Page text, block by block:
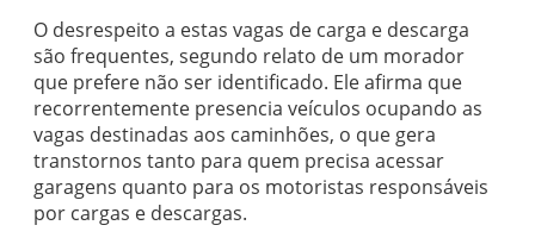
O desrespeito a estas vagas de carga e descarga
são frequentes, segundo relato de um morador
que prefere não ser identificado. Ele afirma que
recorrentemente presencia veículos ocupando as
vagas destinadas aos caminhões, o que gera
transtornos tanto para quem precisa acessar
garagens quanto para os motoristas responsáveis
por cargas e descargas.